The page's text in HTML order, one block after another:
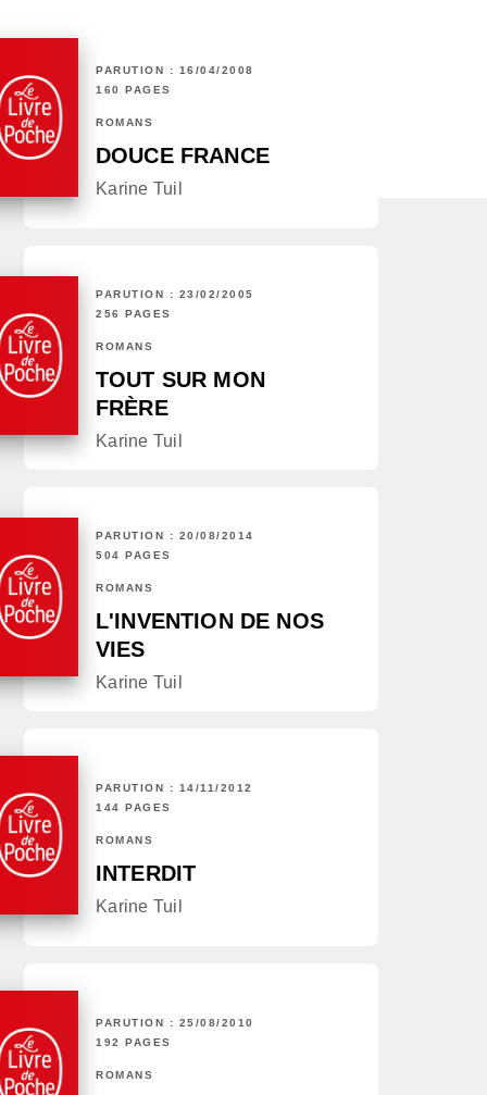
PARUTION : 16/04/2008
160 PAGES
ROMANS
DOUCE FRANCE
Karine Tuil
PARUTION : 23/02/2005
256 PAGES
ROMANS
TOUT SUR MON
FRÈRE
Karine Tuil
PARUTION : 20/08/2014
504 PAGES
ROMANS
L'INVENTION DE NOS
VIES
Karine Tuil
PARUTION : 14/11/2012
144 PAGES
ROMANS
INTERDIT
Karine Tuil
PARUTION : 25/08/2010
192 PAGES
ROMANS